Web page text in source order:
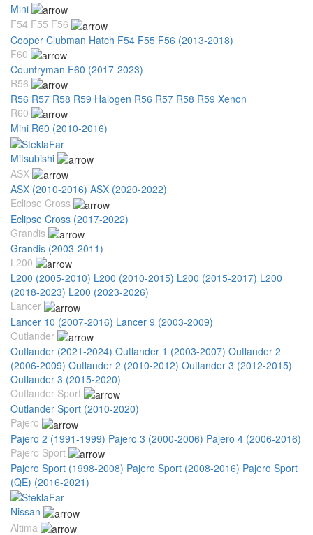
Mini
F54 F55 F56
Cooper Clubman Hatch F54 F55 F56 (2013-2018)
F60
Countryman F60 (2017-2023)
R56
R56 R57 R58 R59 Halogen R56 R57 R58 R59 Xenon
R60
Mini R60 (2010-2016)
Mitsubishi
ASX
ASX (2010-2016) ASX (2020-2022)
Eclipse Cross
Eclipse Cross (2017-2022)
Grandis
Grandis (2003-2011)
L200
L200 (2005-2010) L200 (2010-2015) L200 (2015-2017) L200
(2018-2023) L200 (2023-2026)
Lancer
Lancer 10 (2007-2016) Lancer 9 (2003-2009)
Outlander
Outlander (2021-2024) Outlander 1 (2003-2007) Outlander 2
(2006-2009) Outlander 2 (2010-2012) Outlander 3 (2012-2015)
Outlander 3 (2015-2020)
Outlander Sport
Outlander Sport (2010-2020)
Pajero
Pajero 2 (1991-1999) Pajero 3 (2000-2006) Pajero 4 (2006-2016)
Pajero Sport
Pajero Sport (1998-2008) Pajero Sport (2008-2016) Pajero Sport
(QE) (2016-2021)
Nissan
Altima